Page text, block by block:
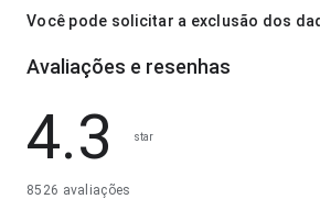
Você pode solicitar a exclusão dos
Avaliações e resenhas
4.3 star
8526 avaliações